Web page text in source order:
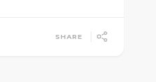
SHARE